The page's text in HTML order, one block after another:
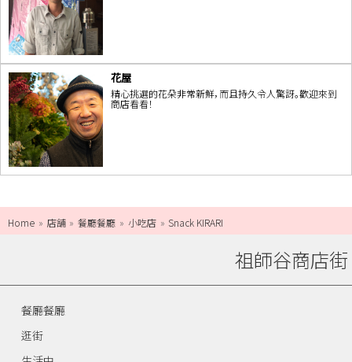
花屋
精心挑選的花朵非常新鮮，而且持久令人驚訝。歡迎來到
商店看看！
Home 店舗 餐廳餐廳 小吃店 Snack KIRARI
祖師谷商店街
餐廳餐廳
逛街